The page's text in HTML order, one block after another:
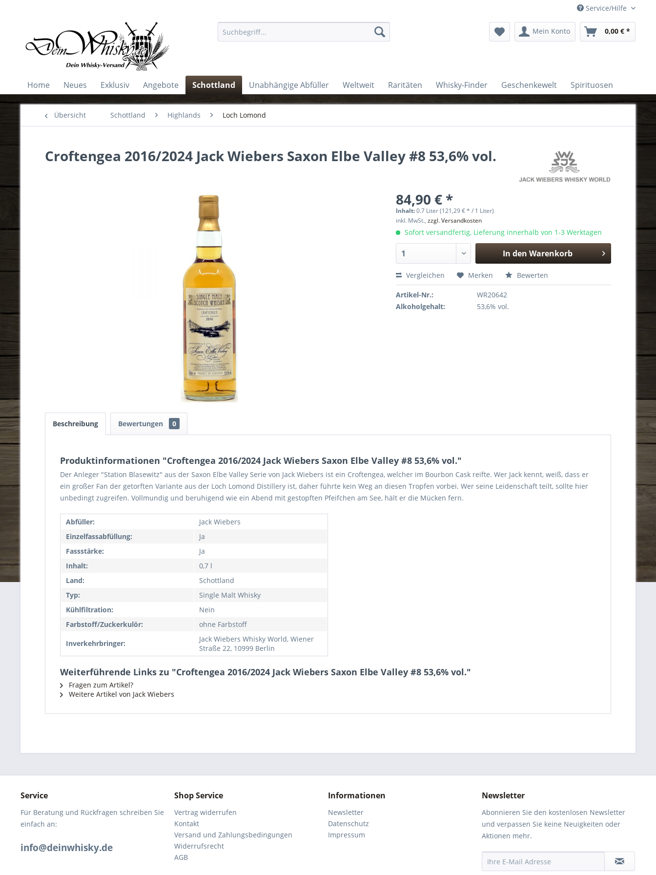
Service/Hilfe
Mein Konto 0,00 € *
Home Neues Exklusiv Angebote Schottland Unabhängige Abfüller Weltweit Raritäten Whisky-Finder Geschenkewelt Spirituosen
Übersicht Schottland Highlands Loch Lomond
Croftengea 2016/2024 Jack Wiebers Saxon Elbe Valley #8 53,6% vol.
84,90 € *
Inhalt:0.7 Liter (121,29 € * / 1 Liter)
inkl. MwSt.,zzgl. Versandkosten
Sofort versandfertig, Lieferung innerhalb von 1-3 Werktagen
In den Warenkorb
Hinzugefügt
Vergleichen Merken Bewerten
Artikel-Nr.:
WR20642
Alkoholgehalt:
53,6% vol.
Beschreibung Bewertungen 0
Produktinformationen "Croftengea 2016/2024 Jack Wiebers Saxon Elbe Valley #8 53,6% vol."
Der Anleger "Station Blasewitz" aus der Saxon Elbe Valley Serie von Jack Wiebers ist ein Croftengea, welcher im Bourbon Cask reifte. Wer Jack kennt, weiß, dass er
ein großer Fan der getorften Variante aus der Loch Lomond Distillery ist, daher führte kein Weg an diesen Tropfen vorbei. Wer seine Leidenschaft teilt, sollte hier
unbedingt zugreifen. Vollmundig und beruhigend wie ein Abend mit gestopften Pfeifchen am See, hält er die Mücken fern.
Abfüller:
Jack Wiebers
Einzelfassabfüllung:
Ja
Fassstärke:
Ja
Inhalt:
0,7 l
Land:
Schottland
Typ:
Single Malt Whisky
Kühlfiltration:
Nein
Farbstoff/Zuckerkulör:
ohne Farbstoff
Inverkehrbringer:
Jack Wiebers Whisky World, Wiener
Straße 22, 10999 Berlin
Weiterführende Links zu "Croftengea 2016/2024 Jack Wiebers Saxon Elbe Valley #8 53,6% vol."
Fragen zum Artikel?
Weitere Artikel von Jack Wiebers
Service
Für Beratung und Rückfragen schreiben Sie
einfach an:
info@deinwhisky.de
Shop Service
Vertrag widerrufen
Kontakt
Versand und Zahlungsbedingungen
Widerrufsrecht
AGB
Informationen
Newsletter
Datenschutz
Impressum
Newsletter
Abonnieren Sie den kostenlosen Newsletter
und verpassen Sie keine Neuigkeiten oder
Aktionen mehr.